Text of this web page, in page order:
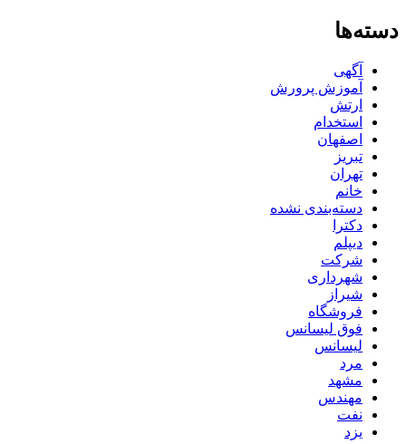
دسته‌ها
آگهی
آموزش پرورش
ارتش
استخدام
اصفهان
تبریز
تهران
خانم
دسته‌بندی نشده
دکترا
دیپلم
شرکت
شهرداری
شیراز
فروشگاه
فوق لیسانس
لیسانس
مرد
مشهد
مهندس
نفت
یزد